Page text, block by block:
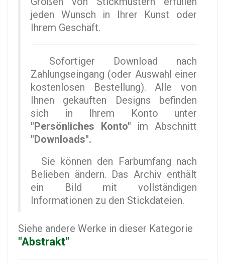
jeden Wunsch in Ihrer Kunst oder
Ihrem Geschäft.
Sofortiger Download nach
Zahlungseingang (oder Auswahl einer
kostenlosen Bestellung). Alle von
Ihnen gekauften Designs befinden
sich in Ihrem Konto unter
"Persönliches Konto" im Abschnitt
"Downloads".
Sie können den Farbumfang nach
Belieben ändern. Das Archiv enthält
ein Bild mit vollständigen
Informationen zu den Stickdateien.
Siehe andere Werke in dieser Kategorie
"Abstrakt"